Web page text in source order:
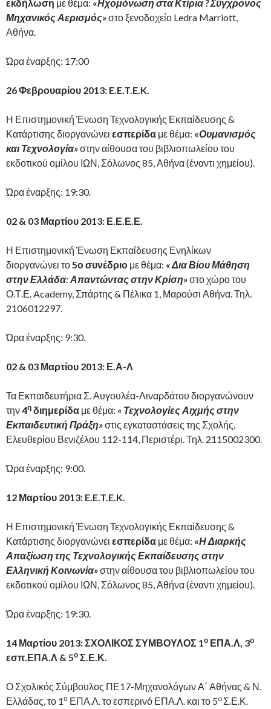
εκδήλωση με θέμα: «Ηχομόνωση στα Κτίρια ? Σύγχρονος
Μηχανικός Αερισμός»στο ξενοδοχείο Ledra Marriott,
Αθήνα.
Ώρα έναρξης: 17:00
26 Φεβρουαρίου 2013: E.E.T.E.K.
Η Επιστημονική Ένωση Τεχνολογικής Εκπαίδευσης &
Κατάρτισης διοργανώνει εσπερίδα με θέμα: «Ουμανισμός
και Τεχνολογία»στην αίθουσα του βιβλιοπωλείου του
εκδοτικού ομίλου ΙΩΝ, Σόλωνος 85, Αθήνα (έναντι χημείου).
Ώρα έναρξης: 19:30.
02 & 03 Μαρτίου 2013: Ε.Ε.Ε.Ε.
Η Επιστημονική Ένωση Εκπαίδευσης Ενηλίκων
διοργανώνει το5οσυνέδριο με θέμα: « Δια Βίου Μάθηση
στην Ελλάδα: Απαντώντας στην Κρίση»στο χώρο του
Ο.Τ.Ε. Academy, Σπάρτης & Πέλικα 1, Μαρούσι Αθήνα. Τηλ.
2106012297.
Ώρα έναρξης: 9:30.
02 & 03 Μαρτίου 2013: Ε.Α-Λ
Τα Εκπαιδευτήρια Σ. Αυγουλέα-Λιναρδάτου διοργανώνουν
την4η διημερίδα με θέμα: « Τεχνολογίες Αιχμής στην
Εκπαιδευτική Πράξη»στις εγκαταστάσεις της Σχολής,
Ελευθερίου Βενιζέλου 112-114, Περιστέρι. Τηλ. 2115002300.
Ώρα έναρξης: 9:00.
12 Μαρτίου 2013: E.E.T.E.K.
Η Επιστημονική Ένωση Τεχνολογικής Εκπαίδευσης &
Κατάρτισης διοργανώνει εσπερίδα με θέμα: «Η Διαρκής
Απαξίωση της Τεχνολογικής Εκπαίδευσης στην
Ελληνική Κοινωνία»στην αίθουσα του βιβλιοπωλείου του
εκδοτικού ομίλου ΙΩΝ, Σόλωνος 85, Αθήνα (έναντι χημείου).
Ώρα έναρξης: 19:30.
14 Μαρτίου 2013: ΣΧΟΛΙΚΟΣ ΣΥΜΒΟΥΛΟΣ 1ο ΕΠΑ.Λ, 3ο
εσπ.ΕΠΑ.Λ & 5ο Σ.Ε.Κ.
Ο Σχολικός Σύμβουλος ΠΕ17-Μηχανολόγων Α΄ Αθήνας & Ν.
Ελλάδας, το 1ο ΕΠΑ.Λ. το εσπερινό ΕΠΑ.Λ. και το 5o Σ.Ε.Κ.